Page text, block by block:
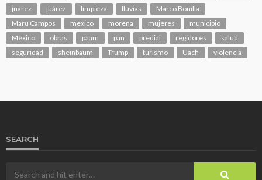
juarez
juárez limpieza lluvias
Marco Bonilla
Maru Campos
mexico morena mujeres
municipio
México
obras paam pan predial regidores
salud
seguridad
sheinbaum Trump turismo Uach violencia
SEARCH